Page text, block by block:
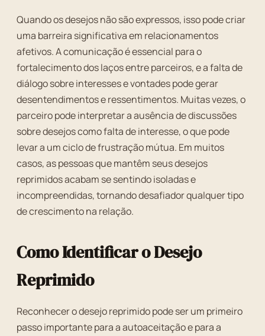
Quando os desejos não são expressos, isso pode criar
uma barreira significativa em relacionamentos
afetivos. A comunicação é essencial para o
fortalecimento dos laços entre parceiros, e a falta de
diálogo sobre interesses e vontades pode gerar
desentendimentos e ressentimentos. Muitas vezes, o
parceiro pode interpretar a ausência de discussões
sobre desejos como falta de interesse, o que pode
levar a um ciclo de frustração mútua. Em muitos
casos, as pessoas que mantêm seus desejos
reprimidos acabam se sentindo isoladas e
incompreendidas, tornando desafiador qualquer tipo
de crescimento na relação.
Como Identificar o Desejo
Reprimido
Reconhecer o desejo reprimido pode ser um primeiro
passo importante para a autoaceitação e para a